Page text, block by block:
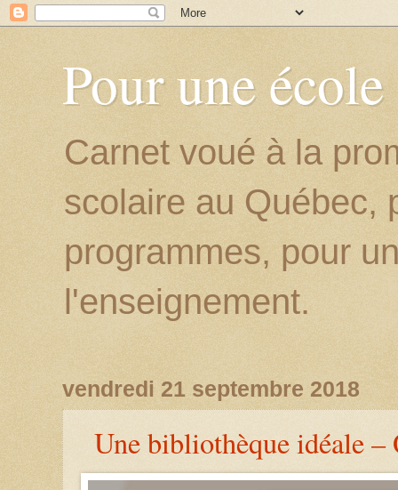
Pour une
Carnet voué à la
scolaire au Québec,
programmes, pour
l'enseignement.
vendredi 21 septembre 2018
Une bibliothèque idéale –